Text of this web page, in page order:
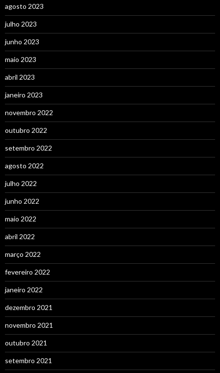
agosto 2023
julho 2023
junho 2023
maio 2023
abril 2023
janeiro 2023
novembro 2022
outubro 2022
setembro 2022
agosto 2022
julho 2022
junho 2022
maio 2022
abril 2022
março 2022
fevereiro 2022
janeiro 2022
dezembro 2021
novembro 2021
outubro 2021
setembro 2021